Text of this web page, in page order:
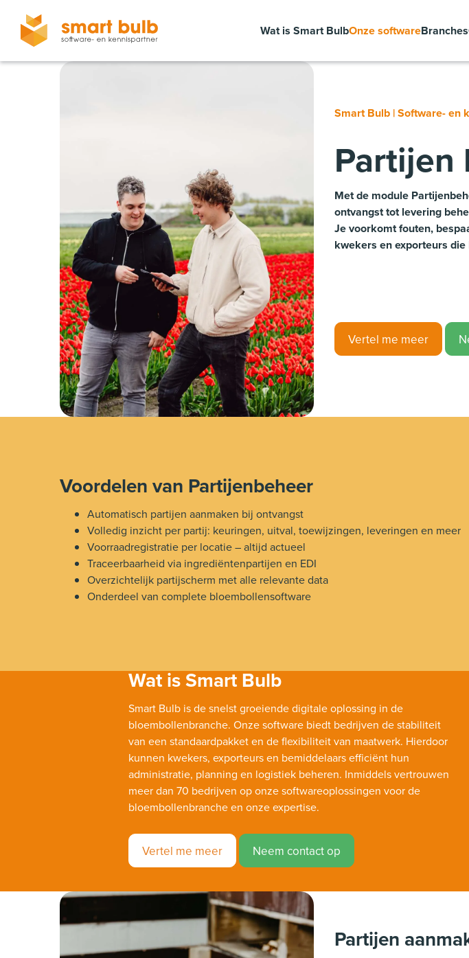
Wat is Smart BulbOnze softwareBranches
Smart Bulb | Software- en
Partijen
Met de module
ontvangst tot levering
Je voorkomt fouten,
kwekers en exporteurs
Vertel me meer
Voordelen van Partijenbeheer
Automatisch partijen aanmaken bij ontvangst
Volledig inzicht per partij: keuringen, uitval, toewijzingen, leveringen en meer
Voorraadregistratie per locatie – altijd actueel
Traceerbaarheid via ingrediëntenpartijen en EDI
Overzichtelijk partijscherm met alle relevante data
Onderdeel van complete bloembollensoftware
Wat is Smart Bulb
Smart Bulb is de snelst groeiende digitale oplossing in de
bloembollenbranche. Onze software biedt bedrijven de stabiliteit
van een standaardpakket en de flexibiliteit van maatwerk. Hierdoor
kunnen kwekers, exporteurs en bemiddelaars efficiënt hun
administratie, planning en logistiek beheren. Inmiddels vertrouwen
meer dan 70 bedrijven op onze softwareoplossingen voor de
bloembollenbranche en onze expertise.
Vertel me meer Neem contact op
Partijen